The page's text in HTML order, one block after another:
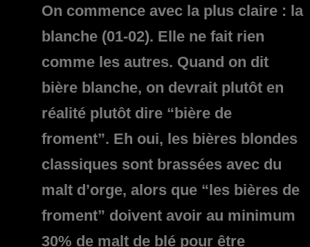
On commence avec la plus claire : la
blanche (01-02). Elle ne fait rien
comme les autres. Quand on dit
bière blanche, on devrait plutôt en
réalité plutôt dire “bière de
froment”. Eh oui, les bières blondes
classiques sont brassées avec du
malt d’orge, alors que “les bières de
froment” doivent avoir au minimum
30% de malt de blé pour être